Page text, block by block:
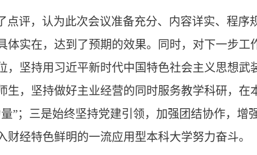
点评，认为此次会议准备充分、内容详实、程序
体实在，达到了预期的效果。同时，对下一步工
坚持用习近平新时代中国特色社会主义思想武
生，坚持做好主业经营的同时服务教学科研，在
”；三是始终坚持党建引领，加强团结协作，增
经特色鲜明的一流应用型本科大学努力奋斗。